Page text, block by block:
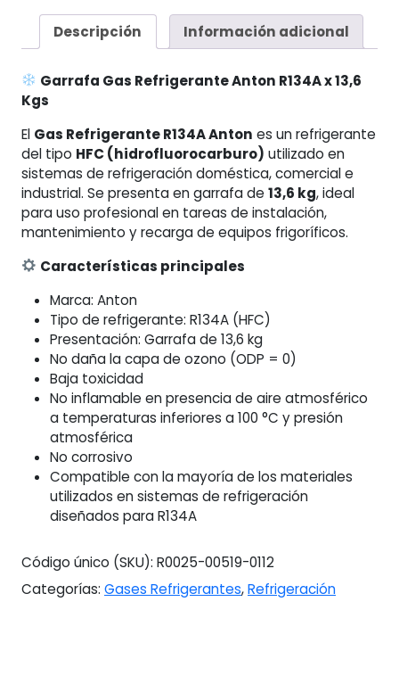
x
13,6
cantidad
Descripción Información adicional
Garrafa Gas Refrigerante Anton R134A x 13,6
Kgs
El Gas Refrigerante R134A Anton es un refrigerante
del tipo HFC (hidrofluorocarburo) utilizado en
sistemas de refrigeración doméstica, comercial e
industrial. Se presenta en garrafa de 13,6 kg, ideal
para uso profesional en tareas de instalación,
mantenimiento y recarga de equipos frigoríficos.
Características principales
Marca: Anton
Tipo de refrigerante: R134A (HFC)
Presentación: Garrafa de 13,6 kg
No daña la capa de ozono (ODP = 0)
Baja toxicidad
No inflamable en presencia de aire atmosférico
a temperaturas inferiores a 100 °C y presión
atmosférica
No corrosivo
Compatible con la mayoría de los materiales
utilizados en sistemas de refrigeración
diseñados para R134A
Código único (SKU): R0025-00519-0112
Categorías: Gases Refrigerantes,Refrigeración